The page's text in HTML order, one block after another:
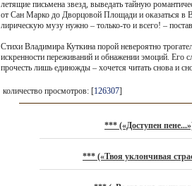
летящие письмена звезд, выведать тайную
от Сан Марко до Дворцовой Площади и оказаться в
лирическую музу нужно – только-то и всего! –
Стихи Владимира Куткина порой невероятно
искренности переживаний и обнажении эмоций. Его
прочесть лишь единожды – хочется читать снова и
количество просмотров: [126307]
*** («Доступен
*** («Твоя уклончивая